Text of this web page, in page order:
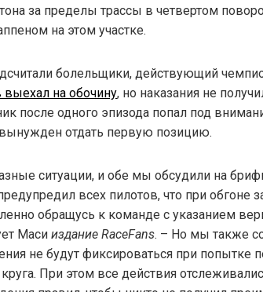
за пределы трассы в четвертом
на этом участке.
болельщики, действующий
выехал на обочину, но наказания не
после одного эпизода попал под
отдать первую позицию.
ситуации, и обе мы обсудили на
всех пилотов, что при обгоне
обращусь к команде с указанием
Маси издание RaceFans. – Но мы также
не будут фиксироваться при попытке
При этом все действия